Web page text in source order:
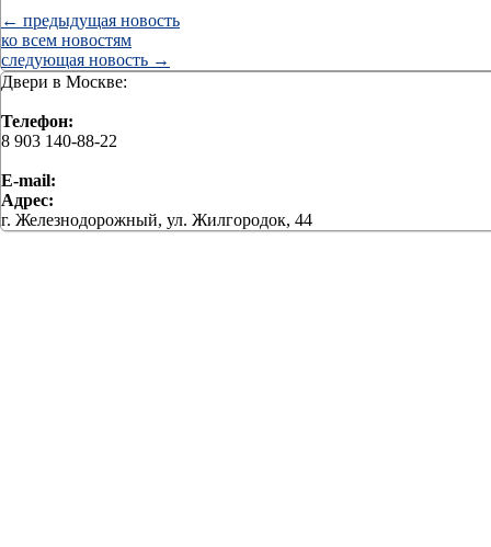
← предыдущая новость
ко всем новостям
следующая новость →
Двери в Москве:
Телефон:
8 903 140-88-22
E-mail:
Адрес:
г. Железнодорожный, ул. Жилгородок, 44